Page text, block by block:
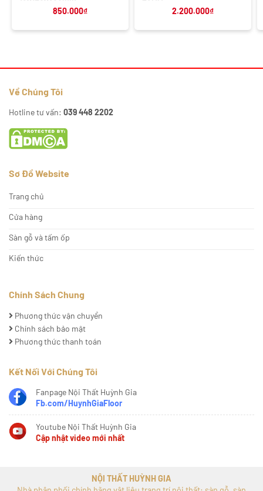
850.000₫
2.200.000₫
Về Chúng Tôi
Hotline tư vấn: 039 448 2202
Sơ Đồ Website
Trang chủ
Cửa hàng
Sàn gỗ và tấm ốp
Kiến thức
Chính Sách Chung
Phương thức vận chuyển
Chính sách bảo mật
Phương thức thanh toán
Kết Nối Với Chúng Tôi
Fanpage Nội Thất Huỳnh Gia
Fb.com/HuynhGiaFloor
Youtube Nội Thất Huỳnh Gia
Cập nhật video mới nhất
NỘI THẤT HUỲNH GIA